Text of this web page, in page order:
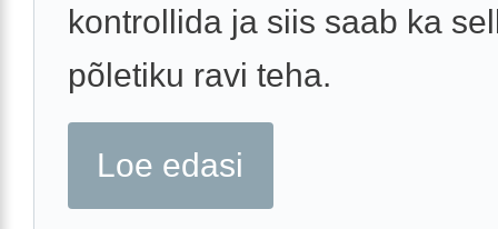
kontrollida ja siis saab ka
põletiku ravi teha.
Loe edasi